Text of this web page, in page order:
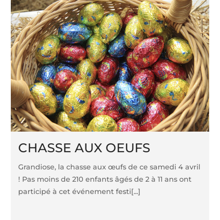
CHASSE AUX OEUFS
Grandiose, la chasse aux œufs de ce samedi 4 avril
! Pas moins de 210 enfants âgés de 2 à 11 ans ont
participé à cet événement festi[...]